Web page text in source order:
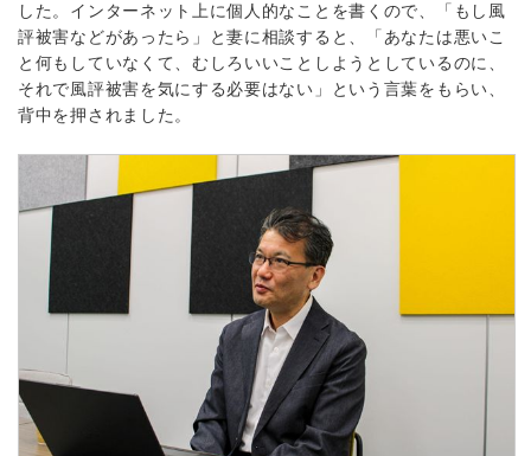
した。インターネット上に個人的なことを書くので、「もし風
評被害などがあったら」と妻に相談すると、「あなたは悪いこ
と何もしていなくて、むしろいいことしようとしているのに、
それで風評被害を気にする必要はない」という言葉をもらい、
背中を押されました。